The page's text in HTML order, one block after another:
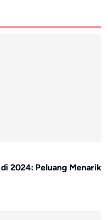
2024: Peluang Menarik